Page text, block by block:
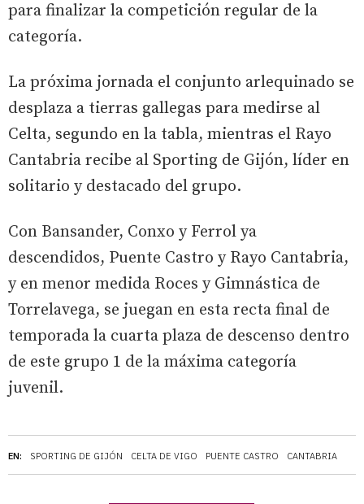
EN: SPORTING DE GIJÓN CELTA DE VIGO PUENTE CASTRO CANTABRIA
para finalizar la competición regular de la
categoría.
La próxima jornada el conjunto arlequinado se
desplaza a tierras gallegas para medirse al
Celta, segundo en la tabla, mientras el Rayo
Cantabria recibe al Sporting de Gijón, líder en
solitario y destacado del grupo.
Con Bansander, Conxo y Ferrol ya
descendidos, Puente Castro y Rayo Cantabria,
y en menor medida Roces y Gimnástica de
Torrelavega, se juegan en esta recta final de
temporada la cuarta plaza de descenso dentro
de este grupo 1 de la máxima categoría
juvenil.